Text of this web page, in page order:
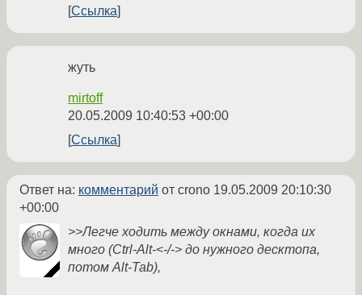
Ссылка
жуть
mirtoff
20.05.2009 10:40:53 +00:00
Ссылка
Ответ на: комментарий от crono 19.05.2009 20:10:30
+00:00
>>Легче ходить между окнами, когда их
много (Ctrl-Alt-<-/-> до нужного десктопа,
потом Alt-Tab),